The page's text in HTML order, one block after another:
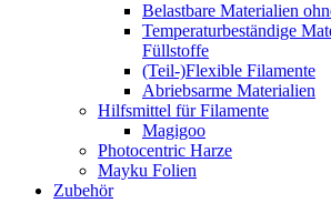
Belastbare Materialien
Temperaturbeständige
Füllstoffe
(Teil-)Flexible Filamente
Abriebsarme Materialien
Hilfsmittel für Filamente
Magigoo
Photocentric Harze
Mayku Folien
Zubehör